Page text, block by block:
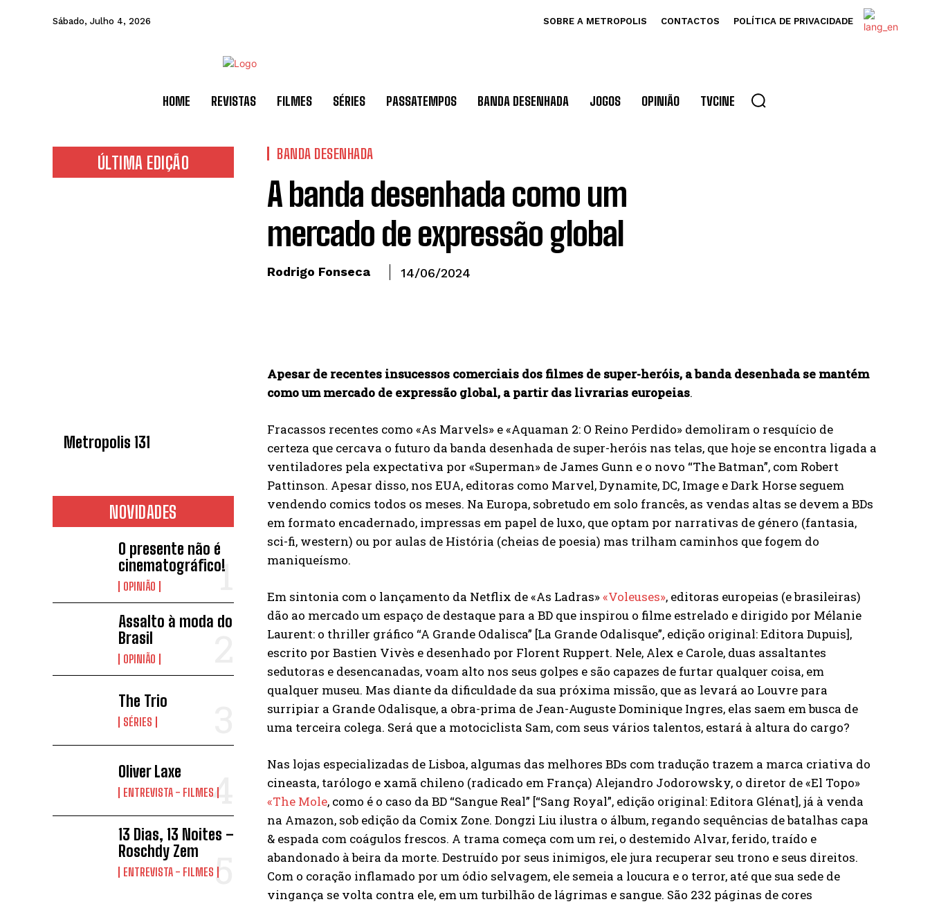
Sábado, Julho 4, 2026 SOBRE A METROPOLIS CONTACTOS POLÍTICA DE PRIVACIDADE
HOME REVISTAS FILMES SÉRIES PASSATEMPOS BANDA DESENHADA JOGOS OPINIÃO TVCINE
ÚLTIMA EDIÇÃO
Metropolis 131
NOVIDADES
O presente não é
cinematográfico!
OPINIÃO
Assalto à moda do
Brasil
OPINIÃO
The Trio
SÉRIES
Oliver Laxe
ENTREVISTA - FILMES
13 Dias, 13 Noites –
Roschdy Zem
ENTREVISTA - FILMES
BANDA DESENHADA
A banda desenhada como um
mercado de expressão global
Rodrigo Fonseca 14/06/2024
Apesar de recentes insucessos comerciais dos filmes de super-heróis, a banda desenhada se mantém
como um mercado de expressão global, a partir das livrarias europeias.
Fracassos recentes como «As Marvels» e «Aquaman 2: O Reino Perdido» demoliram o resquício de
certeza que cercava o futuro da banda desenhada de super-heróis nas telas, que hoje se encontra ligada a
ventiladores pela expectativa por «Superman» de James Gunn e o novo “The Batman”, com Robert
Pattinson. Apesar disso, nos EUA, editoras como Marvel, Dynamite, DC, Image e Dark Horse seguem
vendendo comics todos os meses. Na Europa, sobretudo em solo francês, as vendas altas se devem a BDs
em formato encadernado, impressas em papel de luxo, que optam por narrativas de género (fantasia,
sci-fi, western) ou por aulas de História (cheias de poesia) mas trilham caminhos que fogem do
maniqueísmo.
Em sintonia com o lançamento da Netflix de «As Ladras»«Voleuses», editoras europeias (e brasileiras)
dão ao mercado um espaço de destaque para a BD que inspirou o filme estrelado e dirigido por Mélanie
Laurent: o thriller gráfico “A Grande Odalisca” [La Grande Odalisque”, edição original: Editora Dupuis],
escrito por Bastien Vivès e desenhado por Florent Ruppert. Nele, Alex e Carole, duas assaltantes
sedutoras e desencanadas, voam alto nos seus golpes e são capazes de furtar qualquer coisa, em
qualquer museu. Mas diante da dificuldade da sua próxima missão, que as levará ao Louvre para
surripiar a Grande Odalisque, a obra-prima de Jean-Auguste Dominique Ingres, elas saem em busca de
uma terceira colega. Será que a motociclista Sam, com seus vários talentos, estará à altura do cargo?
Nas lojas especializadas de Lisboa, algumas das melhores BDs com tradução trazem a marca criativa do
cineasta, tarólogo e xamã chileno (radicado em França) Alejandro Jodorowsky, o diretor de «El Topo»
«The Mole, como é o caso da BD “Sangue Real” [“Sang Royal”, edição original: Editora Glénat], já à venda
na Amazon, sob edição da Comix Zone. Dongzi Liu ilustra o álbum, regando sequências de batalhas capa
& espada com coágulos frescos. A trama começa com um rei, o destemido Alvar, ferido, traído e
abandonado à beira da morte. Destruído por seus inimigos, ele jura recuperar seu trono e seus direitos.
Com o coração inflamado por um ódio selvagem, ele semeia a loucura e o terror, até que sua sede de
vingança se volta contra ele, em um turbilhão de lágrimas e sangue. São 232 páginas de cores